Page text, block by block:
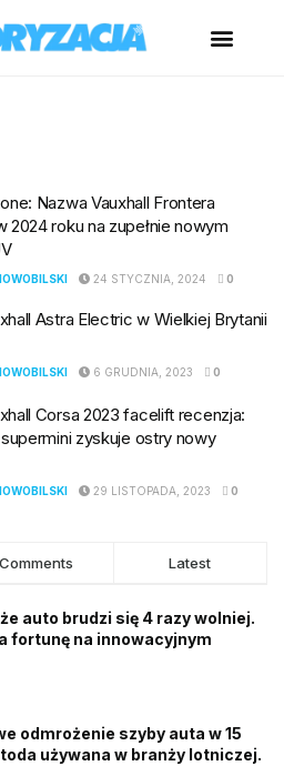
Nazwa Vauxhall Frontera
2024 roku na zupełnie nowym
24 STYCZNIA, 2024 0
Astra Electric w Wielkiej Brytanii
6 GRUDNIA, 2023 0
Corsa 2023 facelift recenzja:
zyskuje ostry nowy
29 LISTOPADA, 2023 0
Comments Latest
auto brudzi się 4 razy wolniej.
fortunę na innowacyjnym
odmrożenie szyby auta w 15
używana w branży lotniczej.